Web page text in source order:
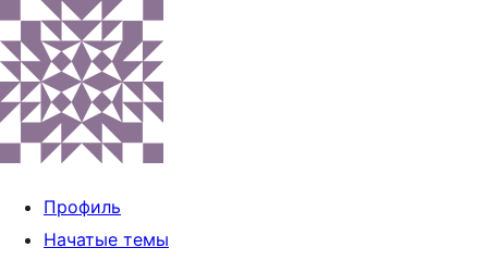
содержимому
Профиль
Начатые темы